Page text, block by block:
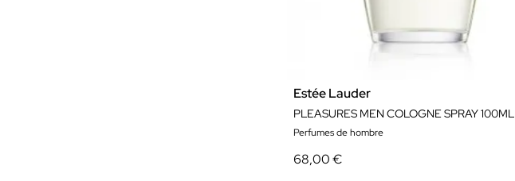
Estée Lauder
PLEASURES MEN COLOGNE SPRAY 100ML
Perfumes de hombre
68,00 €